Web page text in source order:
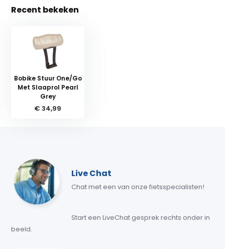
Recent bekeken
Bobike Stuur One/Go
Met Slaaprol Pearl
Grey
€ 34,99
Live Chat
Chat met een van onze fietsspecialisten!
Start een LiveChat gesprek rechts onder in
beeld.